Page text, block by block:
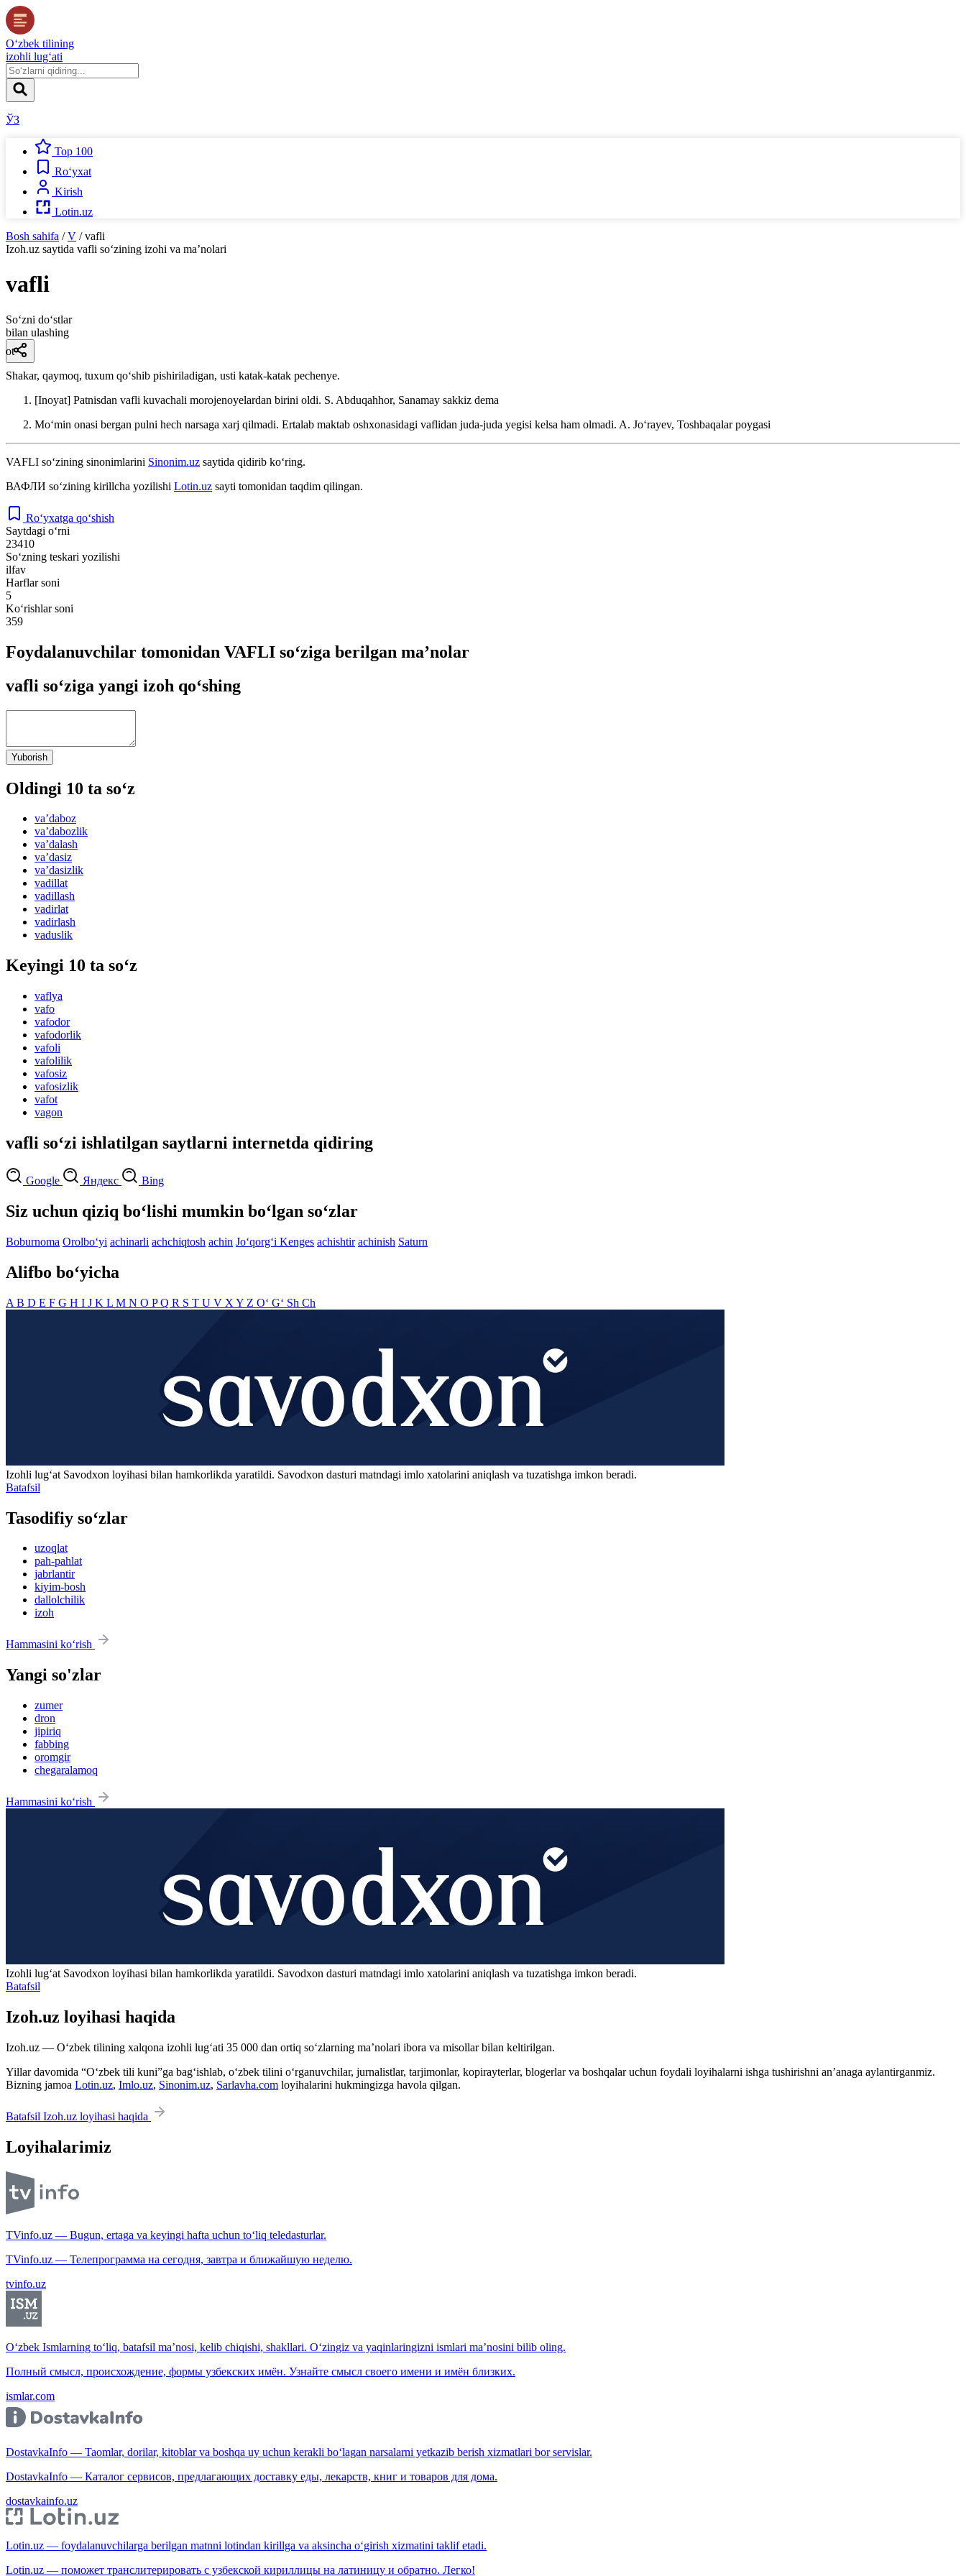
O‘zbek tilining
izohli lug‘ati
ЎЗ
Top 100
Ro‘yxat
Kirish
Lotin.uz
Bosh sahifa / V / vafli
Izoh.uz saytida vafli so‘zining izohi va ma’nolari
vafli
So‘zni do‘stlar
bilan ulashing
ot
Shakar, qaymoq, tuxum qoʻshib pishiriladigan, usti katak-katak pechenye.
[Inoyat] Patnisdan vafli kuvachali morojenoyelardan birini oldi. S. Abduqahhor, Sanamay sakkiz dema
Moʻmin onasi bergan pulni hech narsaga xarj qilmadi. Ertalab maktab oshxonasidagi vaflidan juda-juda yegisi kelsa ham olmadi. A. Joʻrayev, Toshbaqalar poygasi
VAFLI so‘zining sinonimlarini Sinonim.uz saytida qidirib ko‘ring.
ВАФЛИ so‘zining kirillcha yozilishi Lotin.uz sayti tomonidan taqdim qilingan.
Ro‘yxatga qo‘shish
Saytdagi o‘rni
23410
So‘zning teskari yozilishi
ilfav
Harflar soni
5
Ko‘rishlar soni
359
Foydalanuvchilar tomonidan VAFLI so‘ziga berilgan ma’nolar
vafli so‘ziga yangi izoh qo‘shing
Yuborish
Oldingi 10 ta so‘z
vaʼdaboz
vaʼdabozlik
vaʼdalash
vaʼdasiz
vaʼdasizlik
vadillat
vadillash
vadirlat
vadirlash
vaduslik
Keyingi 10 ta so‘z
vaflya
vafo
vafodor
vafodorlik
vafoli
vafolilik
vafosiz
vafosizlik
vafot
vagon
vafli so‘zi ishlatilgan saytlarni internetda qidiring
Google Яндекс Bing
Siz uchun qiziq bo‘lishi mumkin bo‘lgan so‘zlar
Boburnoma Orolbo‘yi achinarli achchiqtosh achin Jo‘qorg‘i Kenges achishtir achinish Saturn
Alifbo bo‘yicha
A B D E F G H I J K L M N O PQ R S T U V X Y Z O‘ G‘ Sh Ch
Izohli lugʻat Savodxon loyihasi bilan hamkorlikda yaratildi. Savodxon dasturi matndagi imlo xatolarini aniqlash va tuzatishga imkon beradi.
Batafsil
Tasodifiy so‘zlar
uzoqlat
pah-pahlat
jabrlantir
kiyim-bosh
dallolchilik
izoh
Hammasini ko‘rish
Yangi so'zlar
zumer
dron
jipiriq
fabbing
oromgir
chegaralamoq
Hammasini ko‘rish
Izohli lugʻat Savodxon loyihasi bilan hamkorlikda yaratildi. Savodxon dasturi matndagi imlo xatolarini aniqlash va tuzatishga imkon beradi.
Batafsil
Izoh.uz loyihasi haqida
Izoh.uz — O‘zbek tilining xalqona izohli lug‘ati 35 000 dan ortiq so‘zlarning ma’nolari ibora va misollar bilan keltirilgan.
Yillar davomida “O‘zbek tili kuni”ga bag‘ishlab, o‘zbek tilini o‘rganuvchilar, jurnalistlar, tarjimonlar, kopirayterlar, blogerlar va boshqalar uchun foydali loyihalarni ishga tushirishni an’anaga aylantirganmiz.
Bizning jamoa Lotin.uz, Imlo.uz, Sinonim.uz, Sarlavha.com loyihalarini hukmingizga havola qilgan.
Batafsil Izoh.uz loyihasi haqida
Loyihalarimiz
TVinfo.uz — Bugun, ertaga va keyingi hafta uchun to‘liq teledasturlar.
TVinfo.uz — Телепрограмма на сегодня, завтра и ближайшую неделю.
tvinfo.uz
O‘zbek Ismlarning to‘liq, batafsil ma’nosi, kelib chiqishi, shakllari. O‘zingiz va yaqinlaringizni ismlari ma’nosini bilib oling.
Полный смысл, происхождение, формы узбекских имён. Узнайте смысл своего имени и имён близких.
ismlar.com
DostavkaInfo — Taomlar, dorilar, kitoblar va boshqa uy uchun kerakli bo‘lagan narsalarni yetkazib berish xizmatlari bor servislar.
DostavkaInfo — Каталог сервисов, предлагающих доставку еды, лекарств, книг и товаров для дома.
dostavkainfo.uz
Lotin.uz — foydalanuvchilarga berilgan matnni lotindan kirillga va aksincha o‘girish xizmatini taklif etadi.
Lotin.uz — поможет транслитерировать с узбекской кириллицы на латиницу и обратно. Легко!